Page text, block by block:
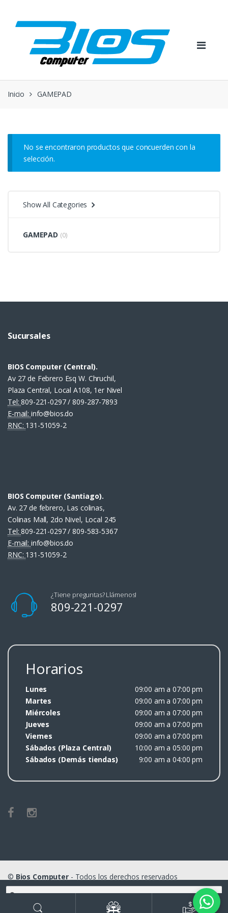
navigation
content
Inicio GAMEPAD
No se encontraron productos que concuerden con la
selección.
Show All Categories
GAMEPAD (0)
Sucursales
BIOS Computer (Central).
Av 27 de Febrero Esq W. Chruchil,
Plaza Central, Local A108, 1er Nivel
Tel:809-221-0297 / 809-287-7893
E-mail: info@bios.do
RNC: 131-51059-2
BIOS Computer (Santiago).
Av. 27 de febrero, Las colinas,
Colinas Mall, 2do Nivel, Local 245
Tel:809-221-0297 / 809-583-5367
E-mail: info@bios.do
RNC: 131-51059-2
¿Tiene preguntas? Llámenos!
809-221-0297
Horarios
Lunes
09:00 am a 07:00 pm
Martes
09:00 am a 07:00 pm
Miércoles
09:00 am a 07:00 pm
Jueves
09:00 am a 07:00 pm
Viernes
09:00 am a 07:00 pm
Sábados (Plaza Central)
10:00 am a 05:00 pm
Sábados (Demás tiendas)
9:00 am a 04:00 pm
© Bios Computer- Todos los derechos reservados
Buscar